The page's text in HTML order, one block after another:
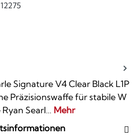
Signature V4 Clear Black L1P
Präzisionswaffe für stabile W
Searl… Mehr